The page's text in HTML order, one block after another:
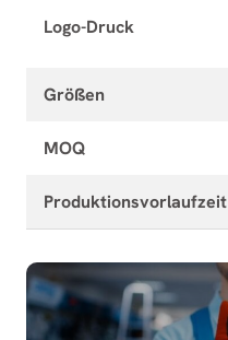
Logo-Druck
Größen
MOQ
Produktionsvorlaufzeit